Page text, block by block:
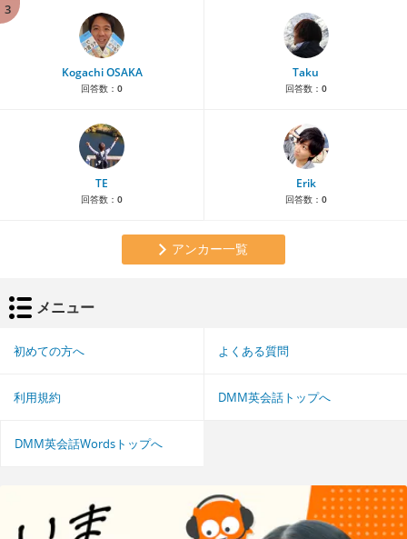
3
Kogachi OSAKA
回答数： 0
Taku
回答数： 0
TE
回答数： 0
Erik
回答数： 0
アンカー一覧
メニュー
初めての方へ よくある質問
利用規約 DMM英会話トップへ
DMM英会話Wordsトップへ